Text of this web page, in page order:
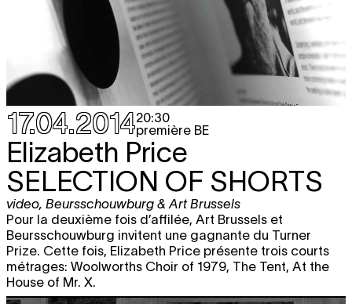
17.04.201420:30
première BE
Elizabeth Price
SELECTION OF SHORTS
video, Beursschouwburg & Art Brussels
Pour la deuxième fois d’affilée, Art Brussels et
Beursschouwburg invitent une gagnante du Turner
Prize. Cette fois, Elizabeth Price présente trois courts
métrages: Woolworths Choir of 1979, The Tent, At the
House of Mr. X.